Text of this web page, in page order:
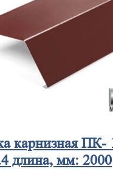
карнизная ПК-
длина, мм: 2000